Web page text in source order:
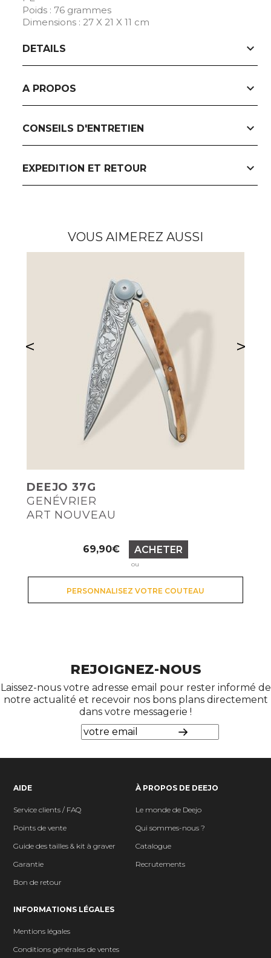
Poids : 76 grammes
Dimensions : 27 X 21 X 11 cm
DETAILS expand_more
A PROPOS expand_more
CONSEILS D'ENTRETIEN expand_more
EXPEDITION ET RETOUR expand_more
VOUS AIMEREZ AUSSI
DEEJO 37G
GENÉVRIER
ART NOUVEAU
Prix
69,90€ ACHETER
ou
PERSONNALISEZ VOTRE COUTEAU
< >
REJOIGNEZ-NOUS
Laissez-nous votre adresse email pour rester informé de
notre actualité et recevoir nos bons plans directement
dans votre messagerie !
AIDE
Service clients / FAQ
Points de vente
Guide des tailles & kit à graver
Garantie
Bon de retour
À PROPOS DE DEEJO
Le monde de Deejo
Qui sommes-nous ?
Catalogue
Recrutements
INFORMATIONS LÉGALES
Mentions légales
Conditions générales de ventes